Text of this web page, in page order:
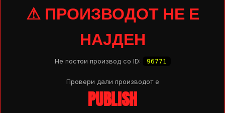
⚠ ПРОИЗВОДОТ НЕ Е
НАЈДЕН
Не постои производ со ID: 96771
Провери дали производот e
PUBLISH